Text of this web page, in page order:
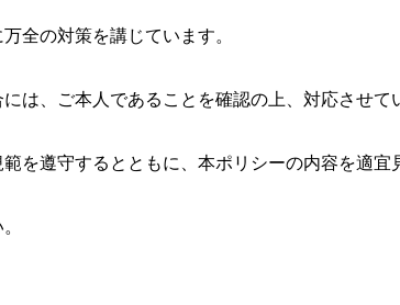
全の対策を講じています。
は、ご本人であることを確認の上、対応させて
を遵守するとともに、本ポリシーの内容を適宜